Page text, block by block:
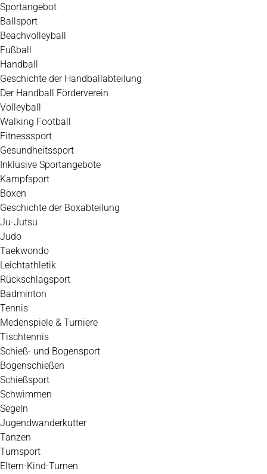
Zum
Inhalt
springen
Sportangebot
Ballsport
Beachvolleyball
Fußball
Handball
Geschichte der Handballabteilung
Der Handball Förderverein
Volleyball
Walking Football
Fitnesssport
Gesundheitssport
Inklusive Sportangebote
Kampfsport
Boxen
Geschichte der Boxabteilung
Ju-Jutsu
Judo
Taekwondo
Leichtathletik
Rückschlagsport
Badminton
Tennis
Medenspiele & Turniere
Tischtennis
Schieß- und Bogensport
Bogenschießen
Schießsport
Schwimmen
Segeln
Jugendwanderkutter
Tanzen
Turnsport
Eltern-Kind-Turnen